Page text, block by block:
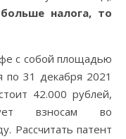
налога, то
с собой площадью
по 31 декабря 2021
42.000 рублей,
взносам во
Рассчитать патент